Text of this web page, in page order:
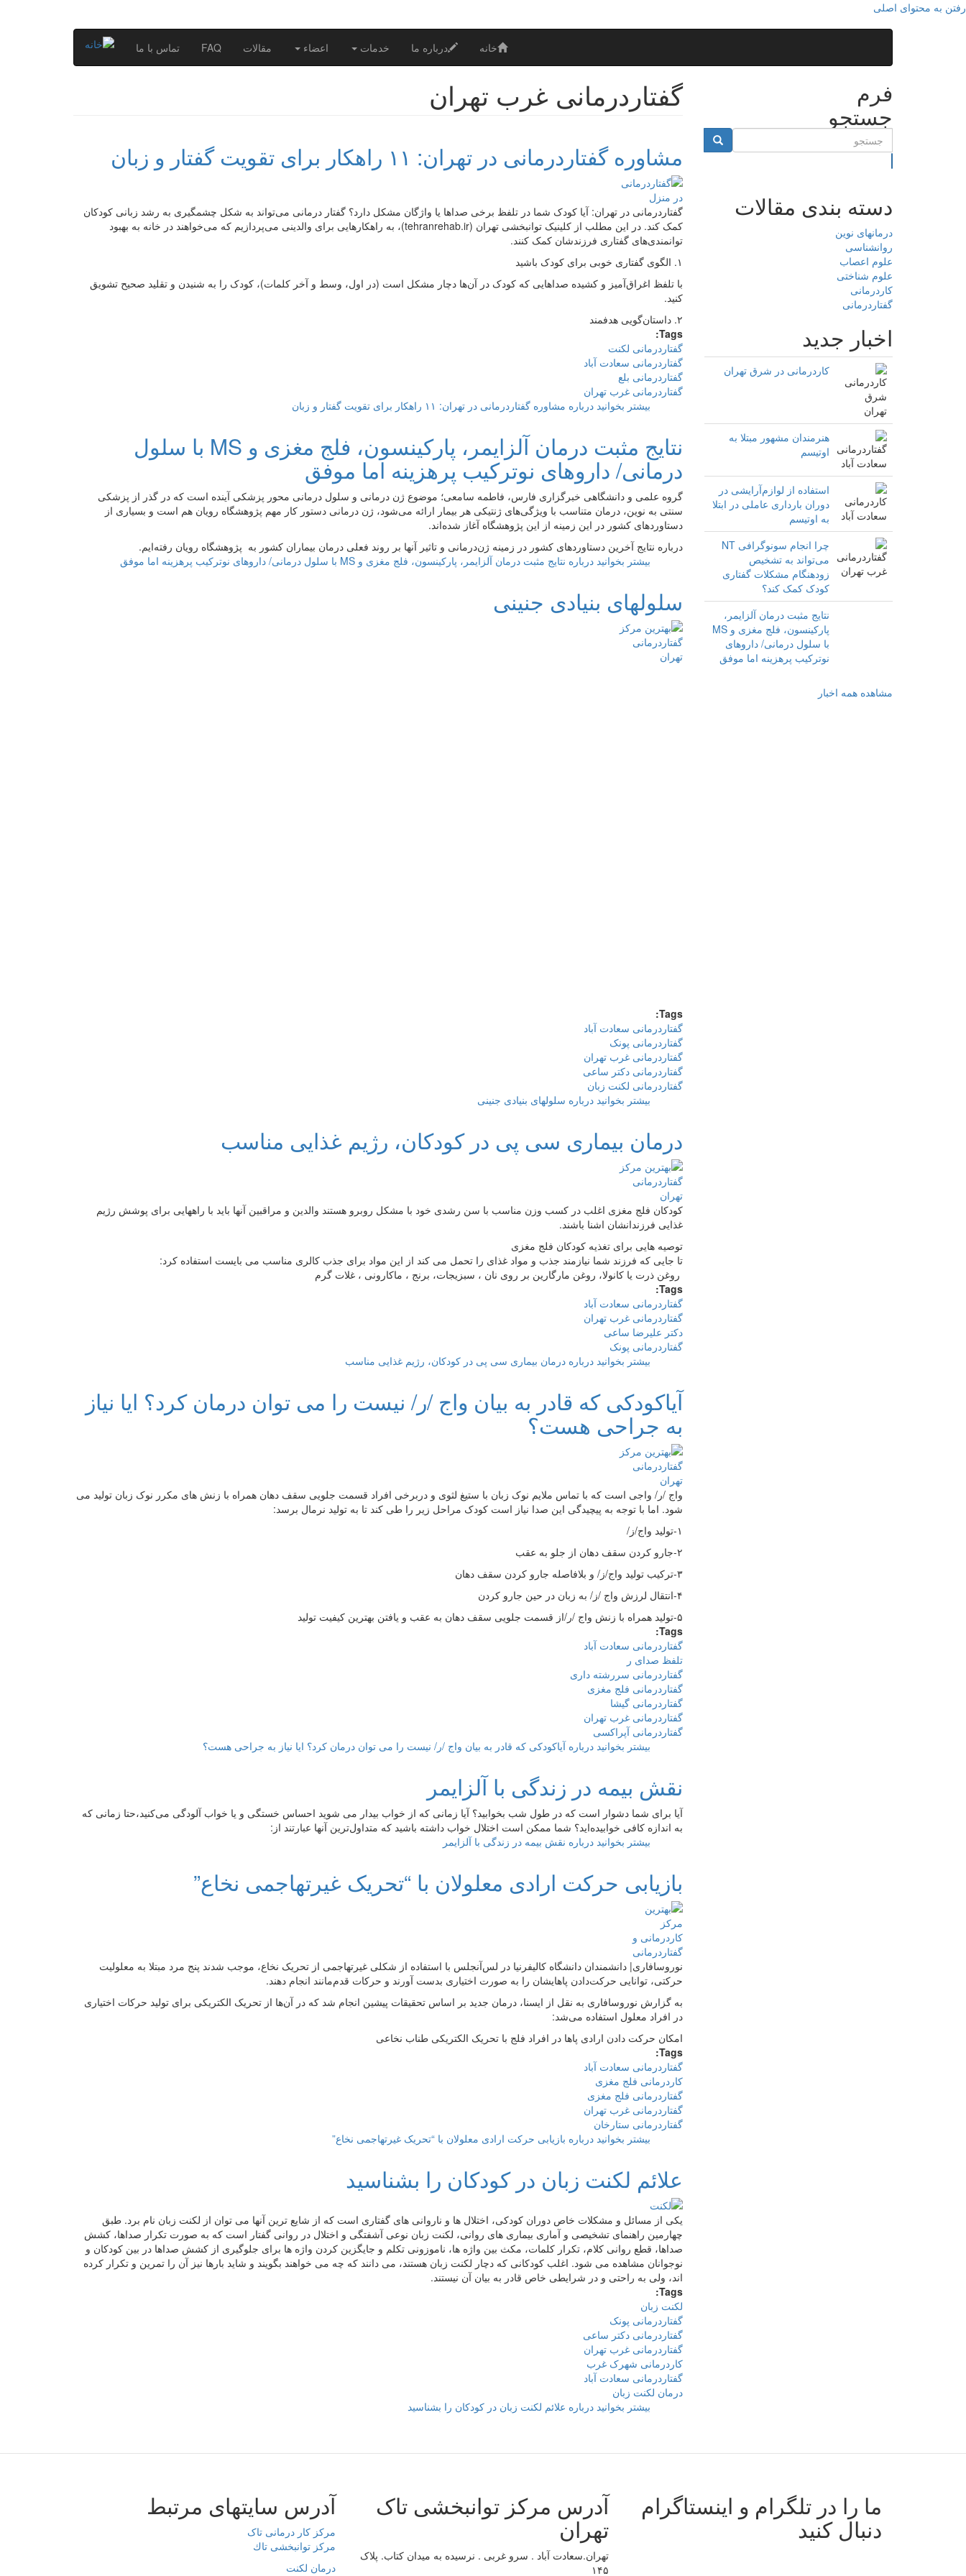
رفتن به محتوای اصلی
تماس با ما FAQ مقالات اعضاء خدمات درباره ما خانه
گفتاردرمانی غرب تهران
مشاوره گفتاردرمانی در تهران: ۱۱ راهکار برای تقویت گفتار و زبان
گفتاردرمانی در تهران: آیا کودک شما در تلفظ برخی صداها یا واژگان مشکل دارد؟ گفتار درمانی می‌تواند به شکل چشمگیری به رشد زبانی کودکان
کمک کند. در این مطلب از کلینیک توانبخشی تهران (tehranrehab.ir)، به راهکارهایی برای والدینی می‌پردازیم که می‌خواهند در خانه به بهبود
توانمندی‌های گفتاری فرزندشان کمک کنند.
۱. الگوی گفتاری خوبی برای کودک باشید
با تلفظ اغراق‌آمیز و کشیده صداهایی که کودک در آن‌ها دچار مشکل است (در اول، وسط و آخر کلمات)، کودک را به شنیدن و تقلید صحیح تشویق
کنید.
۲. داستان‌گویی هدفمند
Tags:
گفتاردرمانی لکنت
گفتاردرمانی سعادت آباد
گفتاردرمانی بلع
گفتاردرمانی غرب تهران
بیشتر بخوانید درباره مشاوره گفتاردرمانی در تهران: ۱۱ راهکار برای تقویت گفتار و زبان
نتایج مثبت درمان آلزایمر، پارکینسون، فلج مغزی و MS با سلول
درمانی/ داروهای نوترکیب پرهزینه اما موفق‌‌
گروه علمی و دانشگاهی خبرگزاری فارس، فاطمه سامعی؛ موضوع ژن درمانی و سلول درمانی محور پزشکی آینده است که در گذر از پزشکی
سنتی به نوین، درمان متناسب با ویژگی‌های ژنتیکی هر بیمار ارائه می‌شود، ژن درمانی دستور کار مهم پژوهشگاه رویان هم است و بسیاری از
دستاوردهای کشور در این زمینه از این پژوهشگاه آغاز شده‌اند.
درباره نتایج آخرین دستاوردهای کشور در زمینه ژن‌درمانی و تاثیر آنها بر روند فعلی درمان بیماران کشور به پژوهشگاه رویان رفته‌ایم.
بیشتر بخوانید درباره نتایج مثبت درمان آلزایمر، پارکینسون، فلج مغزی و MS با سلول درمانی/ داروهای نوترکیب پرهزینه اما موفق‌‌
سلولهای بنیادی جنینی
Tags:
گفتاردرمانی سعادت آباد
گفتاردرمانی پونک
گفتاردرمانی غرب تهران
گفتاردرمانی دکتر ساعی
گفتاردرمانی لکنت زبان
بیشتر بخوانید درباره سلولهای بنیادی جنینی
درمان بیماری سی پی در کودکان، رژیم غذایی مناسب
کودکان فلج مغزی اغلب در کسب وزن مناسب با سن رشدی خود با مشکل روبرو هستند والدین و مراقبین آنها باید با راههایی برای پوشش رژیم
غذایی فرزندانشان اشنا باشند.
توصیه هایی برای تغذیه کودکان فلج مغزی
تا جایی که فرزند شما نیازمند جذب و مواد غذای را تحمل می کند از این مواد برای جذب کالری مناسب می بایست استفاده کرد:
روغن ذرت یا کانولا، روغن مارگارین بر روی نان ، سبزیجات، برنج ، ماکارونی ، غلات گرم
Tags:
گفتاردرمانی سعادت آباد
گفتاردرمانی غرب تهران
دکتر علیرضا ساعی
گفتاردرمانی پونک
بیشتر بخوانید درباره درمان بیماری سی پی در کودکان، رژیم غذایی مناسب
آیاکودکی که قادر به بیان واج /ر/ نیست را می توان درمان کرد؟ ایا نیاز
به جراحی هست؟
واج /ر/ واجی است که با تماس ملایم نوک زبان با ستیغ لثوی و دربرخی افراد قسمت جلویی سقف دهان همراه با زنش های مکرر نوک زبان تولید می
شود. اما با توجه به پیچیدگی این صدا نیاز است کودک مراحل زیر را طی کند تا به تولید نرمال برسد:
۱-تولید واج/ز/
۲-جارو کردن سقف دهان از جلو به عقب
۳-ترکیب تولید واج/ز/ و بلافاصله جارو کردن سقف دهان
۴-انتقال لرزش واج /ز/ به زبان در حین جارو کردن
۵-تولید همراه با زنش واج /ر/از قسمت جلویی سقف دهان به عقب و یافتن بهترین کیفیت تولید
Tags:
گفتاردرمانی سعادت آباد
تلفظ صدای ر
گفتاردرمانی سررشته داری
گفتاردرمانی فلج مغزی
گفتاردرمانی گیشا
گفتاردرمانی غرب تهران
گفتاردرمانی آپراکسی
بیشتر بخوانید درباره آیاکودکی که قادر به بیان واج /ر/ نیست را می توان درمان کرد؟ ایا نیاز به جراحی هست؟
نقش بیمه در زندگی با آلزایمر
آیا برای شما دشوار است که در طول شب بخوابید‌؟ آیا زمانی که از خواب بیدار می شوید احساس خستگی‌ و یا خواب آلودگی می‌کنید‌،حتا زمانی که
به اندازه کافی خوابیده‌اید‌؟ شما ممکن است اختلال خواب داشته باشید که متداول‌ترین آنها عبارتند از‌:
بیشتر بخوانید درباره نقش بیمه در زندگی با آلزایمر
بازیابی حرکت ارادی معلولان با “تحریک غیرتهاجمی نخاع”
نوروسافاری| دانشمندان دانشگاه کالیفرنیا در لس‌آنجلس با استفاده از شکلی غیرتهاجمی از تحریک نخاع، موجب شدند پنج مرد مبتلا به معلولیت
حرکتی، توانایی حرکت‌دادن پاهایشان را به صورت اختیاری بدست آورند و حرکات قدم‌مانند انجام دهند.
به گزارش نوروسافاری به نقل از ایسنا، درمان جدید بر اساس تحقیقات پیشین انجام شد که در آن‌ها از تحریک الکتریکی برای تولید حرکات اختیاری
در افراد معلول استفاده می‌شد:
امکان حرکت دادن ارادی پاها در افراد فلج با تحریک الکتریکی‌ طناب نخاعی
Tags:
گفتاردرمانی سعادت آباد
کاردرمانی فلج مغزی
گفتاردرمانی فلج مغزی
گفتاردرمانی غرب تهران
گفتاردرمانی ستارخان
بیشتر بخوانید درباره بازیابی حرکت ارادی معلولان با “تحریک غیرتهاجمی نخاع”
علائم لکنت زبان در کودکان را بشناسید
یکی از مسائل و مشکلات خاص دوران کودکی، اختلال ها و ناروانی های گفتاری است که از شایع ترین آنها می توان از لکنت زبان نام برد. طبق
چهارمین راهنمای تشخیصی و آماری بیماری های روانی، لکنت زبان نوعی آشفتگی و اختلال در روانی گفتار است که به صورت تکرار صداها، کشش
صداها، قطع روانی کلام، تکرار کلمات، مکث بین واژه ها، ناموزونی تکلم و جایگزین کردن واژه ها برای جلوگیری از کشش صداها در بین کودکان و
نوجوانان مشاهده می شود. اغلب کودکانی که دچار لکنت زبان هستند، می دانند که چه می خواهند بگویند و شاید بارها نیز آن را تمرین و تکرار کرده
اند، ولی به راحتی و در شرایطی خاص قادر به بیان آن نیستند.
Tags:
لکنت زبان
گفتاردرمانی پونک
گفتاردرمانی دکتر ساعی
گفتاردرمانی غرب تهران
کاردرمانی شهرک غرب
گفتاردرمانی سعادت آباد
درمان لکنت زبان
بیشتر بخوانید درباره علائم لکنت زبان در کودکان را بشناسید
فرم
جستجو
دسته بندی مقالات
درمانهای نوین
روانشناسی
علوم اعصاب
علوم شناختی
کاردرمانی
گفتاردرمانی
اخبار جدید
کاردرمانی در شرق تهران
هنرمندان مشهور مبتلا به
اوتیسم
استفاده از لوازم‌آرایشی در
دوران بارداری عاملی در ابتلا
به اوتیسم
چرا انجام سونوگرافی NT
می‌تواند به تشخیص
زودهنگام مشکلات گفتاری
کودک کمک کند؟
نتایج مثبت درمان آلزایمر،
پارکینسون، فلج مغزی و MS
با سلول درمانی/ داروهای
نوترکیب پرهزینه اما موفق‌‌
مشاهده همه اخبار
آدرس سایتهای مرتبط
مرکز کار درمانی تاک
مرکز توانبخشی تاك
درمان لکنت
آدرس مرکز توانبخشی تاک
تهران
تهران.سعادت آباد . سرو غربی . نرسیده به میدان کتاب. پلاک
۱۴۵
ما را در تلگرام و اینستاگرام
دنبال کنید